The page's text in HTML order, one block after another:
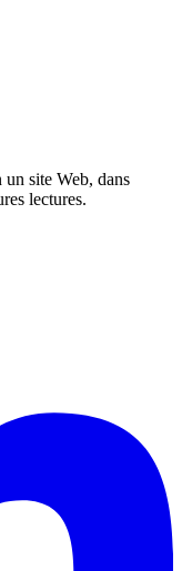
un site Web, dans
lectures.